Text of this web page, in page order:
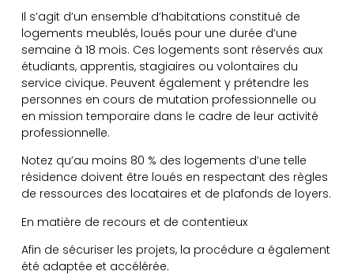
Il s’agit d’un ensemble d’habitations constitué de
logements meublés, loués pour une durée d’une
semaine à 18 mois. Ces logements sont réservés aux
étudiants, apprentis, stagiaires ou volontaires du
service civique. Peuvent également y prétendre les
personnes en cours de mutation professionnelle ou
en mission temporaire dans le cadre de leur activité
professionnelle.
Notez qu’au moins 80 % des logements d’une telle
résidence doivent être loués en respectant des règles
de ressources des locataires et de plafonds de loyers.
En matière de recours et de contentieux
Afin de sécuriser les projets, la procédure a également
été adaptée et accélérée.